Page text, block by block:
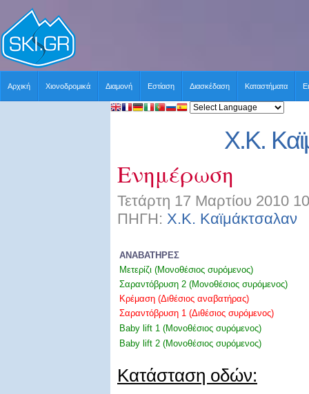
Αρχική Χιονοδρομικά Διαμονή Εστίαση Διασκέδαση Καταστήματα
Χ.Κ.
Ενημέρωση
Τετάρτη 17 Μαρτίου 2010
ΠΗΓΗ: Χ.Κ. Καϊμάκτσαλαν
ΑΝΑΒΑΤΗΡΕΣ
Μετερίζι (Μονοθέσιος συρόμενος)
Σαραντόβρυση 2 (Μονοθέσιος συρόμενος)
Κρέμαση (Διθέσιος αναβατήρας)
Σαραντόβρυση 1 (Διθέσιος συρόμενος)
Baby lift 1 (Μονοθέσιος συρόμενος)
Baby lift 2 (Μονοθέσιος συρόμενος)
Κατάσταση οδών: